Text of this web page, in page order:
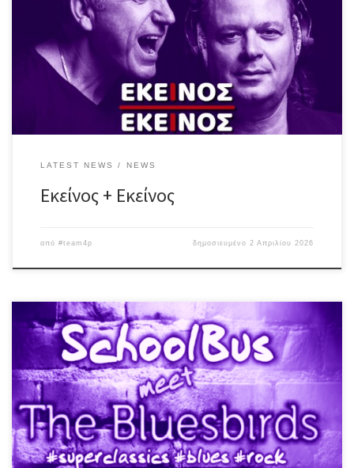
διαχρονικά & λατρεμένα που όλοι σιγοψιθυρίζουμε, τραγούδια
γεμάτα θύμησες, συναίσθημα και στιγμές μοναδικές! Οι αγαπημένοι
(μας) Εκείνος + Εκείνος #LiVE ή αλλιώς, η συνήθεια που έγινε
λατρεία! Πέρα από τα – πλέον – κλασσικά, “Χειμωνιάτικα Μπαρ”,
“Χρώματα”, “Το […]
LATEST NEWS NEWS
Εκείνος + Εκείνος
από #team4p δημοσιευμένο2 Απριλίου 2026
Πολύπειροι μουσικοί από δύο ιστορικές μπάντες, μοιράζονται τη
σκηνή με super classics, blues & rock tunes, από λατρεμένες
δεκαετίες! SchoolBus meet The Bluesbirds info:Σάββατο 25/4/26◕
έναρξη: 22:30◕ damage: 5€◕ κρατήσεις: 210 2716461
#egalite_pub #live #2k26